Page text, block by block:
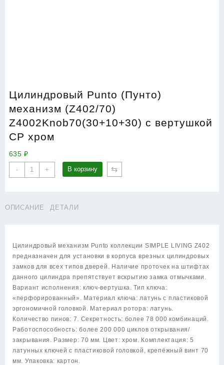
Цилиндровый Punto (Пунто)
механизм (Z402/70)
Z4002Knob70(30+10+30) с вертушкой
CP хром
635₽
-
Количество
товара
(Пунто)
вертушкой
+ В корзину ⇆
ОПИСАНИЕ ДЕТАЛИ
Цилиндровый механизм Punto коллекции SIMPLE LIVING Z402
предназначен для установки в корпуса врезных цилиндровых
замков для всех типов дверей. Наличие проточек на штифтах
данного цилиндра препятствует вскрытию замка отмычками.
Вариант исполнения: ключ-вертушка. Тип ключа:
«перфорированный». Материал ключа: латунь с пластиковой
эргономичной головкой. Материал ротора: латунь.
Количество пинов: 7. Секретность: более 78 000 комбинаций.
Работоспособность: более 200 000 циклов открывания/
закрывания. Размер: 70 мм. Цвет: хром. Комплектация: 5
латунных ключей с пластиковой головкой, крепёжный винт 70
мм. Упаковка: картон.